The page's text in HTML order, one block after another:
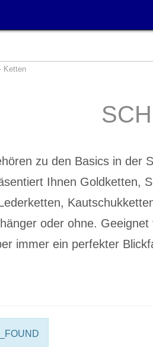
Ketten
zu den Basics in der
Ihnen Goldketten,
oder ohne.
immer ein perfekter